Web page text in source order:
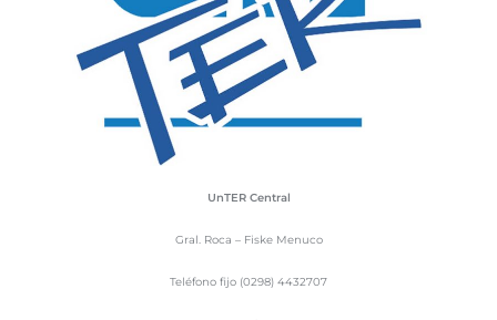
UnTER Central
Gral. Roca – Fiske Menuco
Teléfono fijo (0298) 4432707